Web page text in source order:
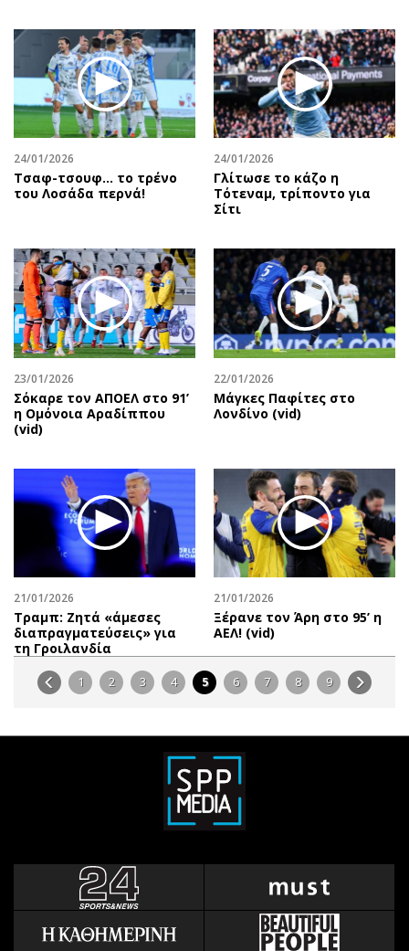
24/01/2026
Τσαφ-τσουφ… το τρένο
του Λοσάδα περνά!
24/01/2026
Γλίτωσε το κάζο η
Τότεναμ, τρίποντο για
Σίτι
23/01/2026
Σόκαρε τον ΑΠΟΕΛ στο 91’
η Ομόνοια Αραδίππου
(vid)
22/01/2026
Μάγκες Παφίτες στο
Λονδίνο (vid)
21/01/2026
Τραμπ: Ζητά «άμεσες
διαπραγματεύσεις» για
τη Γροιλανδία
21/01/2026
Ξέρανε τον Άρη στο 95’ η
ΑΕΛ! (vid)
1 2 3 4 5 6 7 8 9